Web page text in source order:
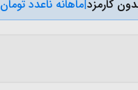
|ماهانه ناعدد تومان